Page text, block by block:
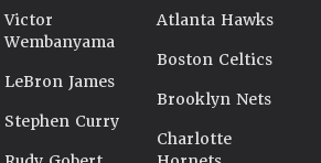
Victor
Wembanyama
LeBron James
Stephen Curry
Atlanta Hawks
Boston Celtics
Brooklyn Nets
Charlotte